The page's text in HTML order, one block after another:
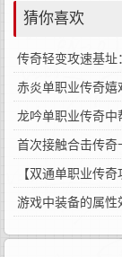
猜你喜欢
传奇轻变攻速基址
赤炎单职业传奇嬉
龙吟单职业传奇
首次接触合击传奇
【双通单职业传
游戏中装备的属性